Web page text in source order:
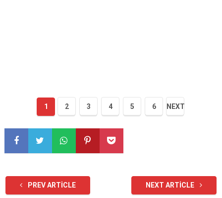
1 2 3 4 5 6 NEXT
PREV ARTICLE NEXT ARTICLE